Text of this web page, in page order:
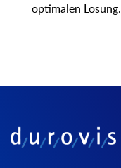
optimalen Lösung.